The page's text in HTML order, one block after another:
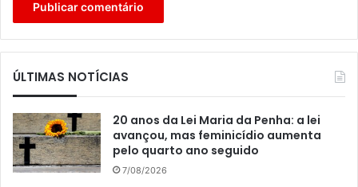
ÚLTIMAS NOTÍCIAS
20 anos da Lei Maria da Penha: a lei
avançou, mas feminicídio aumenta
pelo quarto ano seguido
7/08/2026